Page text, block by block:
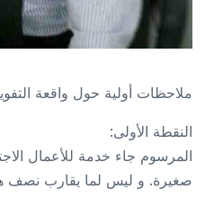
ملاحظات أولية حول واقعة
النقطة الأولى:
المرسوم جاء خدمة للأعمال
صغيرة. و ليس لما يقارب نصف